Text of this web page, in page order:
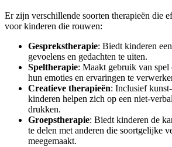
Er zijn verschillende soorten therapieën die
voor kinderen die rouwen:
Gesprekstherapie: Biedt kinderen
gevoelens en gedachten te uiten.
Speltherapie: Maakt gebruik van spel
hun emoties en ervaringen te
Creatieve therapieën: Inclusief
kinderen helpen zich op een niet-
drukken.
Groepstherapie: Biedt kinderen de
te delen met anderen die soortgelijke
meegemaakt.